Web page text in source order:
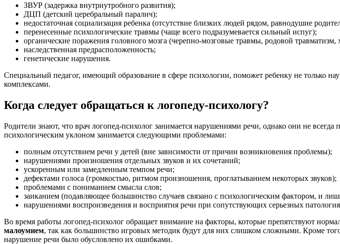
ЗВУР (задержка внутриутробного развития);
ДЦП (детский церебральный паралич);
недостаточная социализация ребенка (отсутствие близких людей рядом, равнодушие
перенесенные психологические травмы (чаще всего подразумевается сильный испуг);
органические поражения головного мозга (черепно-мозговые травмы, родовой травматизм,
наследственная предрасположенность;
генетические нарушения.
Специальный педагог, имеющий образование в сфере психологии, поможет ребенку не только
комплексами.
Когда следует обращаться к логопеду-психологу?
Родители знают, что врач логопед-психолог занимается нарушениями речи, однако они не
психологическим уклоном занимается следующими проблемами:
полным отсутствием речи у детей (вне зависимости от причин возникновения проблемы);
нарушениями произношения отдельных звуков и их сочетаний;
ускоренным или замедленным темпом речи;
дефектами голоса (громкостью, ритмом произношения, проглатыванием некоторых звуков);
проблемами с пониманием смысла слов;
заиканием (подавляющее большинство случаев связано с психологическим фактором, и
нарушениями воспроизведения и восприятия речи при сопутствующих серьезных
Во время работы логопед-психолог обращает внимание на факторы, которые препятствуют
малоумием, так как большинство игровых методик будут для них слишком сложными. Кроме
нарушение речи было обусловлено их ошибками.